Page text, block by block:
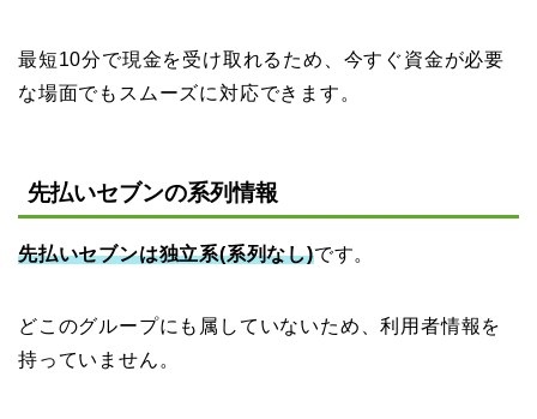
最短10分で現金を受け取れるため、今すぐ資金が必要
な場面でもスムーズに対応できます。
先払いセブンの系列情報
先払いセブンは独立系(系列なし)です。
どこのグループにも属していないため、利用者情報を
持っていません。